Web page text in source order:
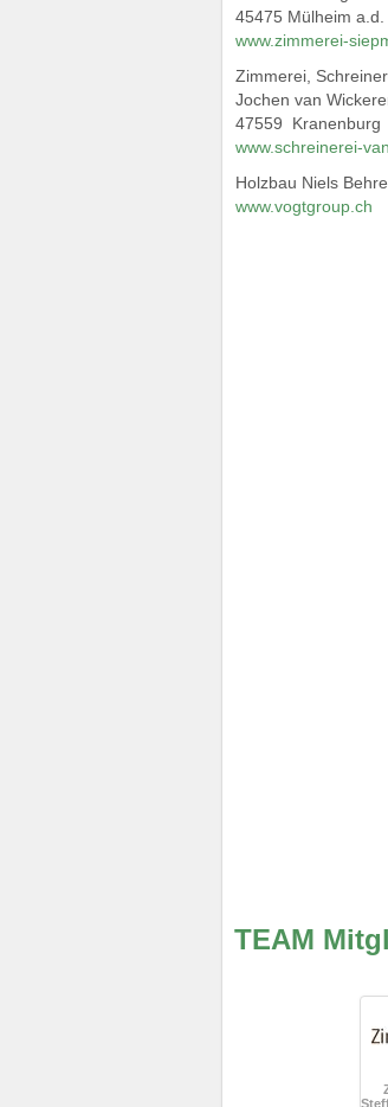
45475 Mülheim
www.zimmerei-
Zimmerei,
Jochen van
47559 Kranenburg
www.schreinerei-
Holzbau Niels
www.vogtgroup.ch
TEAM